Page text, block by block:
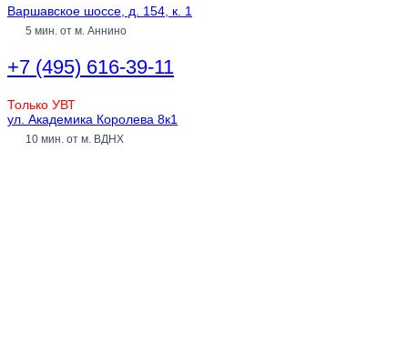
Варшавское шоссе, д. 154, к. 1
5 мин. от м. Аннино
+7 (495) 616-39-11
Только УВТ
ул. Академика Королева 8к1
10 мин. от м. ВДНХ